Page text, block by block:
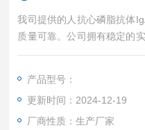
我司提供的人抗心磷脂抗体
质量可靠。公司拥有稳定的
实验结果，是您值得信赖的
产品型号：
更新时间：2024-12-19
厂商性质：生产厂家